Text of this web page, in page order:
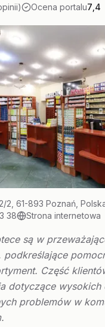
Ocena portalu7,4
2, 61-893 Poznań,
38
Strona internetowa
są w
Część
dotyczące wysokich
problemów w